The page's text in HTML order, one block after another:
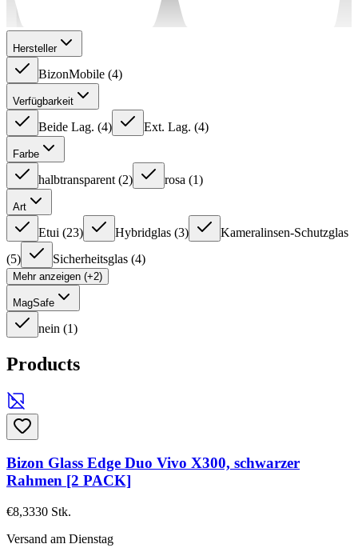
Hersteller
BizonMobile (4)
Verfügbarkeit
Beide Lag. (4) Ext. Lag. (4)
Farbe
halbtransparent (2) rosa (1)
Art
Etui (23) Hybridglas (3)
Kameralinsen-Schutzglas
(5) Sicherheitsglas (4)
Mehr anzeigen (+2)
MagSafe
nein (1)
Products
Bizon Glass Edge Duo Vivo X300, schwarzer
Rahmen [2 PACK]
€8,3330 Stk.
Versand am Dienstag